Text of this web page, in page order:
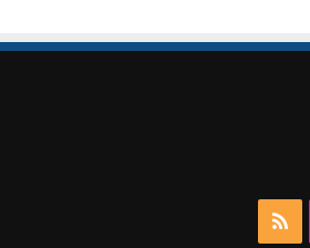
انستقرامملخص